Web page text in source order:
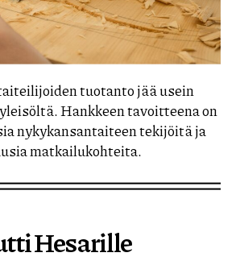
tuotanto jää usein
Hankkeen tavoitteena on
nykykansantaiteen tekijöitä ja
matkailukohteita.
Hesarille